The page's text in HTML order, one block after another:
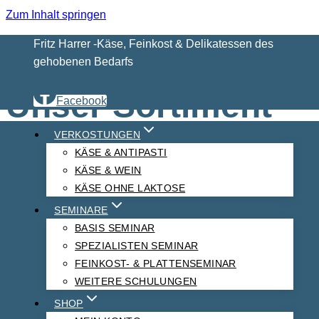
Zum Inhalt springen
Fritz Harrer -Käse, Feinkost & Delikatessen des
gehobenen Bedarfs
Facebook
VERKOSTUNGEN
KÄSE & ANTIPASTI
KÄSE & WEIN
KÄSE OHNE LAKTOSE
SEMINARE
BASIS SEMINAR
SPEZIALISTEN SEMINAR
FEINKOST- & PLATTENSEMINAR
WEITERE SCHULUNGEN
SHOP
Produkte verschlagwortet mit „rahmig“
Unser Sortiment
rahmig